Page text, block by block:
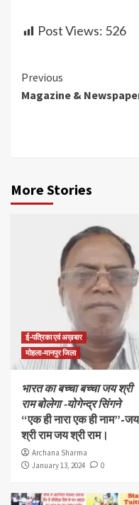
Post Views: 526
Continue
Reading
Previous
Magazine &
More Stories
ई-पत्रिका एवं अख़बार
मोहला-मानपुर जिला
भारत का बच्चा बच्चा जय श्री
राम बोलेगा -योगेन्द्र सिंगने
“एक ही नारा एक ही नाम”-जय
श्री राम जय श्री राम।
Archana Sharma
January 13, 2024
0